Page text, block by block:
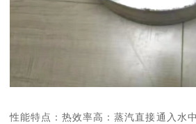
性能特点：热效率高：蒸汽直接通入水